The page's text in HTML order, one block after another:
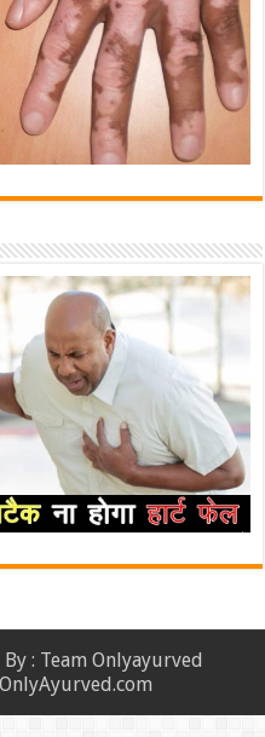
: Team Onlyayurved